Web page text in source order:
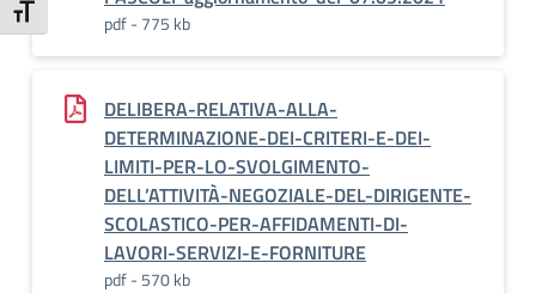
Attiva/disattiva dimensione testo
pdf - 775 kb
DELIBERA-RELATIVA-ALLA-
DETERMINAZIONE-DEI-CRITERI-E-DEI-
LIMITI-PER-LO-SVOLGIMENTO-
DELL’ATTIVITÀ-NEGOZIALE-DEL-DIRIGENTE-
SCOLASTICO-PER-AFFIDAMENTI-DI-
LAVORI-SERVIZI-E-FORNITURE
pdf - 570 kb